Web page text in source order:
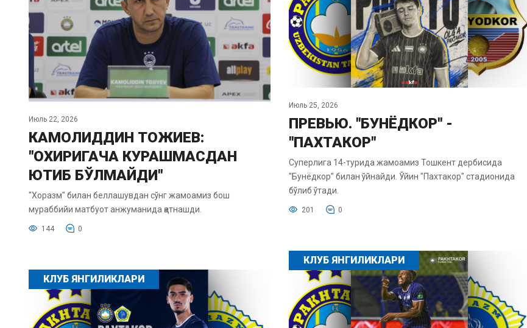
Июль 25, 2026
ПРЕВЬЮ. "БУНЁДКОР" -
"ПАХТАКОР"
Суперлига 14-турида жамоамиз Тошкент дербисида
"Бунёдкор" билан ўйнайди. Ўйин "Пахтакор" стадионида
бўлиб ўтади.
201 0
Июль 22, 2026
КАМОЛИДДИН ТОЖИЕВ:
"ОХИРИГАЧА КУРАШМАСДАН
ЮТИБ БЎЛМАЙДИ"
"Хоразм" билан беллашувдан сўнг жамоамиз бош
мураббийи матбуот анжуманида қатнашди.
144 0
КЛУБ ЯНГИЛИКЛАРИ
КЛУБ ЯНГИЛИКЛАРИ